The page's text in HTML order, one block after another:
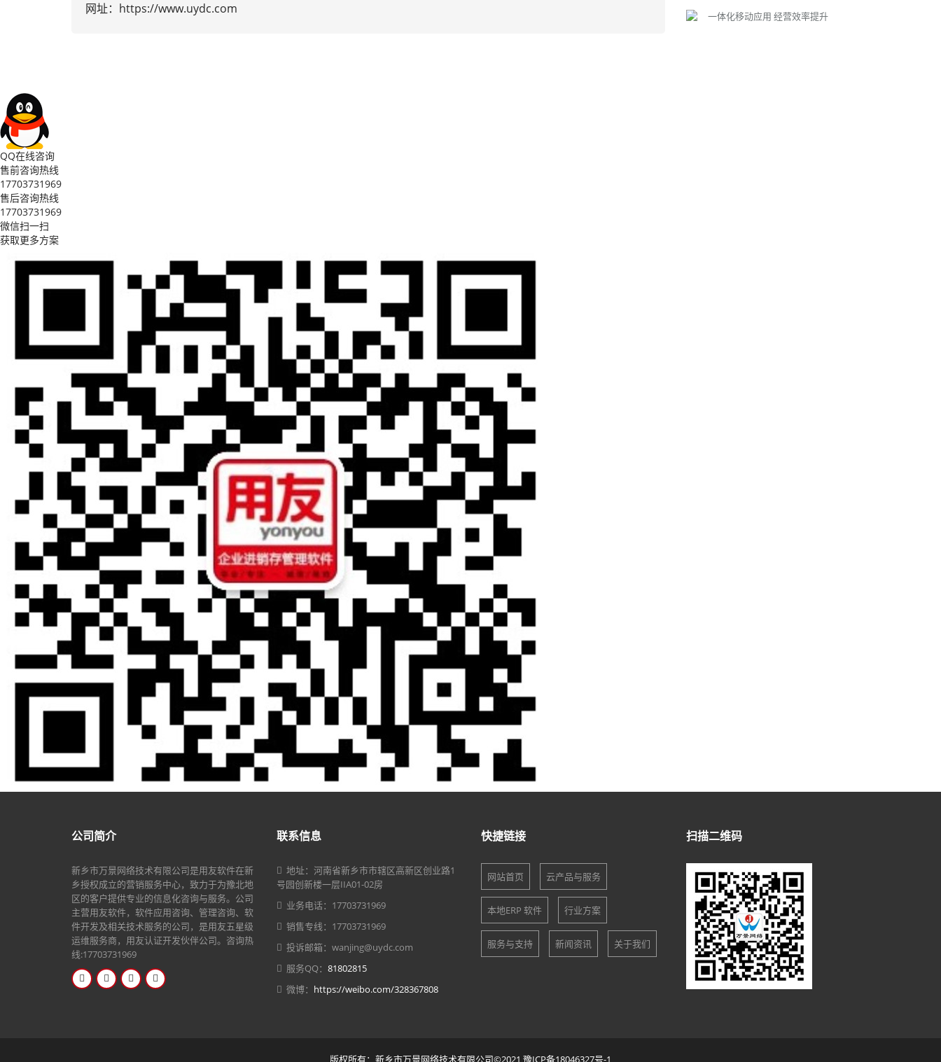
网址： https://www.uydc.com 一体化移动应用 经营效率提升
QQ在线咨询
售前咨询热线
17703731969
售后咨询热线
17703731969
微信扫一扫
获取更多方案
公司简介
新乡市万景网络技术有限公司是用友软件在新
乡授权成立的营销服务中心，致力于为豫北地
区的客户提供专业的信息化咨询与服务。公司
主营用友软件，软件应用咨询、管理咨询、软
件开发及相关技术服务的公司，是用友五星级
运维服务商，用友认证开发伙伴公司。咨询热
线:17703731969
联系信息
地址：河南省新乡市市辖区高新区创业路1
号园创新楼一层IIA01-02房
业务电话：17703731969
销售专线：17703731969
投诉邮箱：wanjing@uydc.com
服务QQ： 81802815
微博： https://weibo.com/328367808
快捷链接
网站首页 云产品与服务
本地ERP 软件 行业方案
服务与支持 新闻资讯 关于我们
扫描二维码
版权所有：新乡市万景网络技术有限公司©2021 豫ICP备18046327号-1